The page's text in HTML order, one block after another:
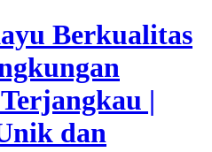
Berkualitas
|
dan